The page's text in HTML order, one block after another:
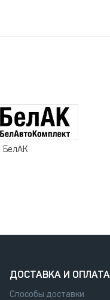
БелАК
ДОСТАВКА И ОПЛАТА
Способы доставки